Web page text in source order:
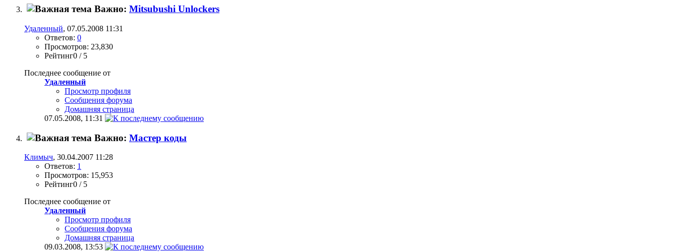
Важно: Mitsubushi Unlockers
Удаленный, 07.05.2008 11:31
Ответов: 0
Просмотров: 23,830
Рейтинг0 / 5
Последнее сообщение от
Удаленный
Просмотр профиля
Сообщения форума
Домашняя страница
07.05.2008, 11:31
Важно: Мастер коды
Климыч, 30.04.2007 11:28
Ответов: 1
Просмотров: 15,953
Рейтинг0 / 5
Последнее сообщение от
Удаленный
Просмотр профиля
Сообщения форума
Домашняя страница
09.03.2008, 13:53